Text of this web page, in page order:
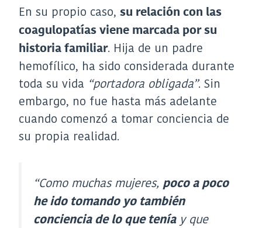
En su propio caso, su relación con las
coagulopatías viene marcada por su
historia familiar. Hija de un padre
hemofílico, ha sido considerada durante
toda su vida “portadora obligada”. Sin
embargo, no fue hasta más adelante
cuando comenzó a tomar conciencia de
su propia realidad.
“Como muchas mujeres, poco a poco
he ido tomando yo también
conciencia de lo que teníay que